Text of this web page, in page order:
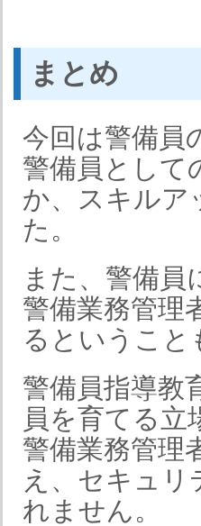
まとめ
今回は警備員
警備員として
か、スキルア
た。
また、警備員
警備業務管理
るということ
警備員指導教
員を育てる
警備業務管理
え、セキュ
れません。